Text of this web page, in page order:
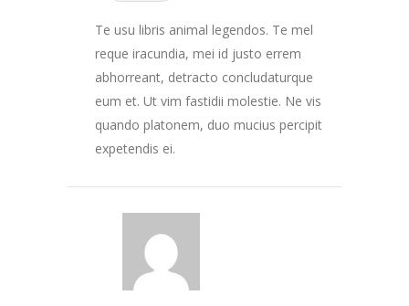
Te usu libris animal legendos. Te mel
reque iracundia, mei id justo errem
abhorreant, detracto concludaturque
eum et. Ut vim fastidii molestie. Ne vis
quando platonem, duo mucius percipit
expetendis ei.